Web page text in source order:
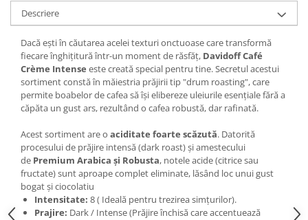
Descriere
Dacă ești în căutarea acelei texturi onctuoase care transformă
fiecare înghițitură într-un moment de răsfăț, Davidoff Café
Crème Intense este creată special pentru tine. Secretul acestui
sortiment constă în măiestria prăjirii tip "drum roasting", care
permite boabelor de cafea să își elibereze uleiurile esențiale fără a
căpăta un gust ars, rezultând o cafea robustă, dar rafinată.
Acest sortiment are o aciditate foarte scăzută. Datorită
procesului de prăjire intensă (dark roast) și amestecului
de Premium Arabica și Robusta, notele acide (citrice sau
fructate) sunt aproape complet eliminate, lăsând loc unui gust
bogat și ciocolatiu
Intensitate: 8 ( Ideală pentru trezirea simțurilor).
Prajire: Dark / Intense (Prăjire închisă care accentuează